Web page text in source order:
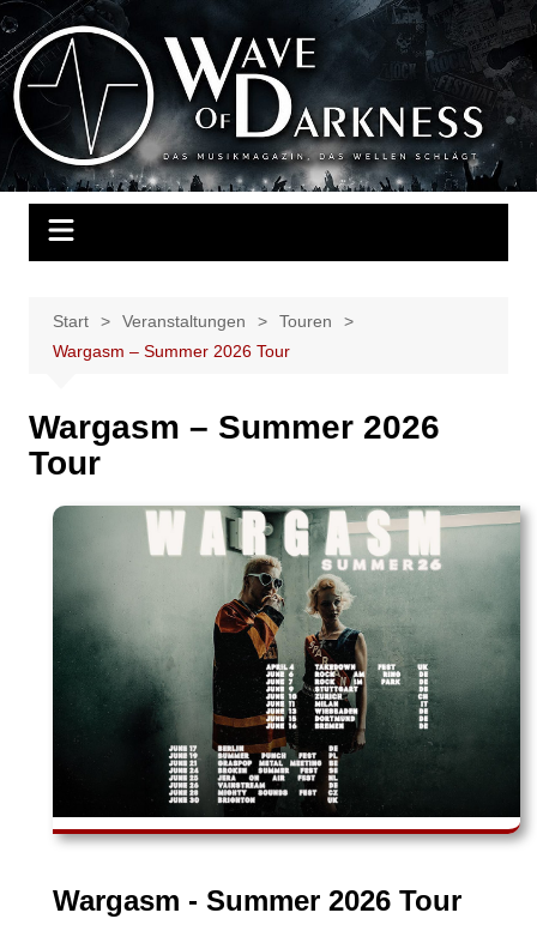
Zum
Inhalt
springen
Wave of Darkness
Das Musikmagazin, das Wellen schlägt. Konzerte, Festivals, Events,
Fotos, Termine, Interviews, Berichte, Musik
Start Veranstaltungen
Touren
Wargasm – Summer 2026 Tour
Wargasm – Summer 2026
Tour
Wargasm - Summer 2026 Tour